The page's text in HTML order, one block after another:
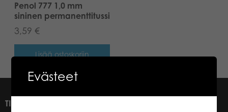
Penol 777 1,0 mm
sininen permanenttitussi
3,59 €
Lisää ostoskoriin
TIETOA MEISTÄ
Evästeet